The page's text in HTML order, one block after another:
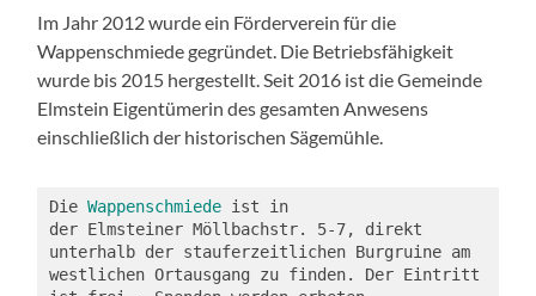
Im Jahr 2012 wurde ein Förderverein für die
Wappenschmiede gegründet. Die Betriebsfähigkeit
wurde bis 2015 hergestellt. Seit 2016 ist die Gemeinde
Elmstein Eigentümerin des gesamten Anwesens
einschließlich der historischen Sägemühle.
Die Wappenschmiede ist in
der Elmsteiner Möllbachstr. 5-7, direkt
unterhalb der stauferzeitlichen Burgruine am
westlichen Ortausgang zu finden. Der Eintritt